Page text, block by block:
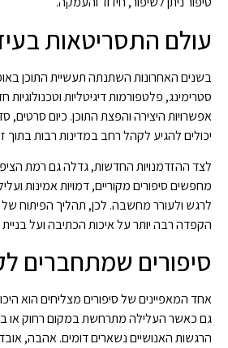
עולם התסריטאות
בשנים האחרונות השתנתה תעשיית התוכן
סטרימינג, פלטפורמות דיגיטליות
אפשרויות היצירה והפצת התוכן. כיום סרטים,
יכולים להגיע לקהל רחב במדינות רבות בתוך
לצד ההזדמנויות החדשות, גדלה גם רמת
מחפשים סיפורים מקוריים, דמויות אמינות
לרגש ולעורר מחשבה. לכן, תהליך הפיתוח של
הקפדה רבה יותר על איכות הכתיבה ועל
סיפורים שמתחברים
אחד המאפיינים של סיפורים מצליחים הוא
גם כאשר העלילה מתרחשת במקום רחוק או
הרגשות האנושיים נשארים דומים. אהבה,